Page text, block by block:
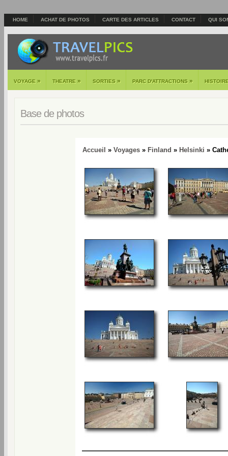
HOME ACHAT DE PHOTOS CARTE DES ARTICLES CONTACT QUI
VOYAGE » THEATRE » SORTIES » PARC D'ATTRACTIONS »
Base de photos
Accueil » Voyages» Finland » Helsinki »